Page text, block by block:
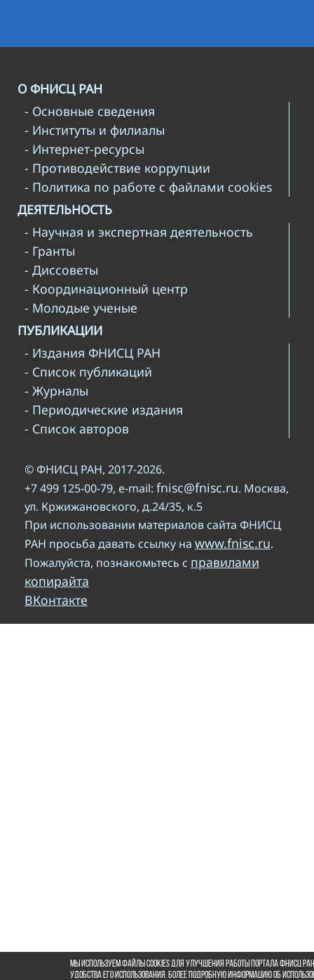
О ФНИСЦ РАН
- Основные сведения
- Институты и филиалы
- Интернет-ресурсы
- Противодействие коррупции
- Политика по работе с файлами cookies
ДЕЯТЕЛЬНОСТЬ
- Научная и экспертная деятельность
- Гранты
- Диссоветы
- Координационный центр
- Молодые ученые
ПУБЛИКАЦИИ
- Издания ФНИСЦ РАН
- Список публикаций
- Журналы
- Периодические издания
- Список авторов
© ФНИСЦ РАН, 2017-2026.
+7 499 125-00-79, e-mail: fnisc@fnisc.ru. Москва,
ул. Кржижановского, д.24/35, к.5
При использовании материалов сайта ФНИСЦ
РАН просьба давать ссылку на www.fnisc.ru.
Пожалуйста, познакомьтесь с правилами
копирайта
ВКонтакте
Мы используем файлы cookies для улучшения работы портала ФНИСЦ
удобства его использования. Более подробную информацию об